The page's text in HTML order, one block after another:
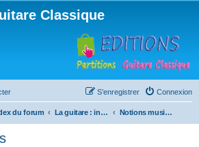
Classique
Connexion
S’enregistrer
du forum La guitare : instrument, cours et théorie Notions musicales